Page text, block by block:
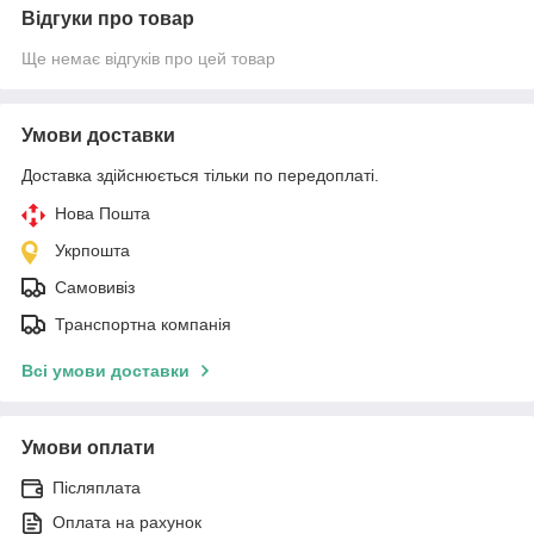
Відгуки про товар
Ще немає відгуків про цей товар
Умови доставки
Доставка здійснюється тільки по передоплаті.
Нова Пошта
Укрпошта
Самовивіз
Транспортна компанія
Всі умови доставки
Умови оплати
Післяплата
Оплата на рахунок